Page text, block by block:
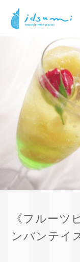
《フルー
ンパンテイ